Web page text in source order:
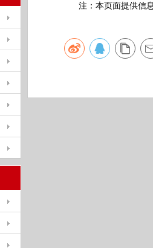
注：本页面提供信息